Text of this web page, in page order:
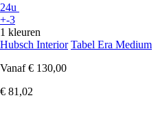
24u
+-3
1 kleuren
Hubsch Interior Tabel Era Medium
Vanaf € 130,00
€ 81,02